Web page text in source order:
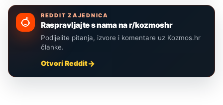
REDDIT ZAJEDNICA
Raspravljajte s nama na r/kozmoshr
Podijelite pitanja, izvore i komentare uz Kozmos.hr
članke.
Otvori Reddit